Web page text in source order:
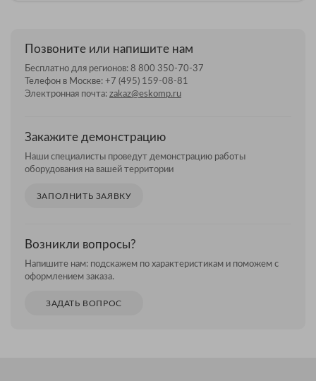
Позвоните или напишите нам
Бесплатно для регионов: 8 800 350-70-37
Телефон в Москве: +7 (495) 159-08-81
Электронная почта: zakaz@eskomp.ru
Закажите демонстрацию
Наши специалисты проведут демонстрацию работы
оборудования на вашей территории
ЗАПОЛНИТЬ ЗАЯВКУ
Возникли вопросы?
Напишите нам: подскажем по характеристикам и поможем с
оформлением заказа.
ЗАДАТЬ ВОПРОС